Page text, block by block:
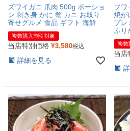
ズワイガニ 爪肉 500g ポーショ
ン 剥き身 かに 蟹 カニ お取り
寄せグルメ 食品 ギフト 海鮮
複数購入割引対象
当店特別価格 ¥3,580税込
詳細を見る
フワ
焼が
プレ
ふり
複数
当店